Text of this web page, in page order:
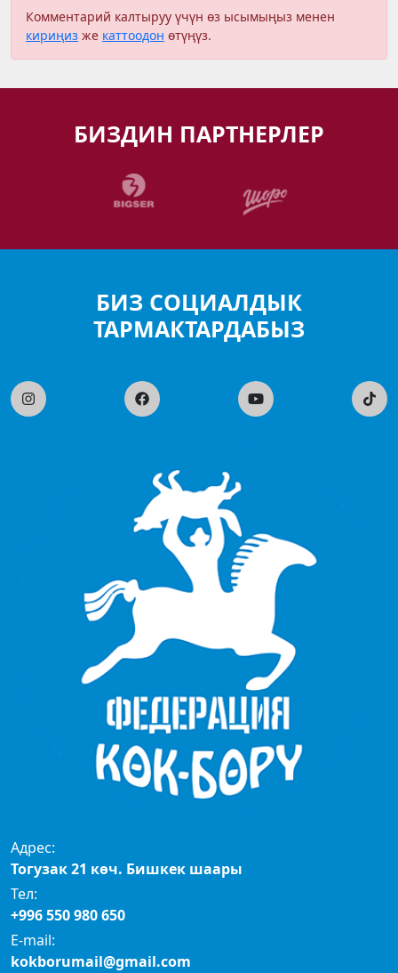
Комментарий калтыруу үчүн өз ысымыңыз менен
кириңиз же каттоодон өтүңүз.
БИЗДИН ПАРТНЕРЛЕР
БИЗ СОЦИАЛДЫК
ТАРМАКТАРДАБЫЗ
Адрес:
Тогузак 21 көч. Бишкек шаары
Тел:
+996 550 980 650
E-mail:
kokborumail@gmail.com